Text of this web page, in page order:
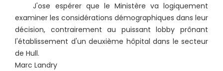
J'ose espérer que le Ministère va logiquement
examiner les considérations démographiques dans leur
décision, contrairement au puissant lobby prônant
l'établissement d'un deuxième hôpital dans le secteur
de Hull.
Marc Landry